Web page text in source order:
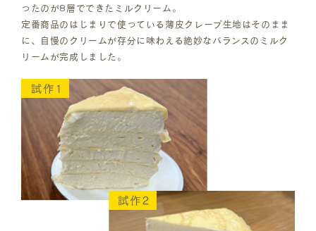
ったのが8層でできたミルクリーム。
定番商品のはじまりで使っている薄皮クレープ生地はそのまま
に、自慢のクリームが存分に味わえる絶妙なバランスのミルク
リームが完成しました。